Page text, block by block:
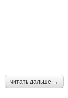
читать дальше →